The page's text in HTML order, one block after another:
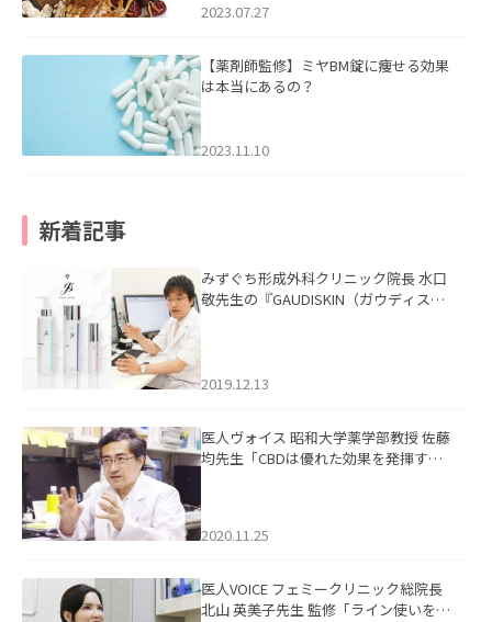
2023.07.27
【薬剤師監修】ミヤBM錠に痩せる効果
は本当にあるの？
2023.11.10
新着記事
みずぐち形成外科クリニック院長 水口
敬先生の『GAUDISKIN（ガウディスキ
2019.12.13
医人ヴォイス 昭和大学薬学部教授 佐藤
均先生「CBDは優れた効果を発揮する
た。
2020.11.25
医人VOICE フェミークリニック総院長
北山 英美子先生 監修「ライン使いを明